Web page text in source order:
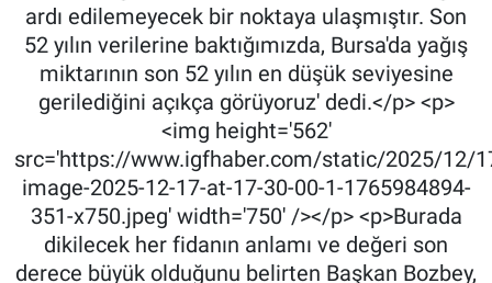
ardı edilemeyecek bir noktaya ulaşmıştır. Son
52 yılın verilerine baktığımızda, Bursa'da yağış
miktarının son 52 yılın en düşük seviyesine
gerilediğini açıkça görüyoruz' dedi.</p> <p>
<img height='562'
src='https://www.igfhaber.com/static/2025/12/
image-2025-12-17-at-17-30-00-1-1765984894-
351-x750.jpeg' width='750' /></p> <p>Burada
dikilecek her fidanın anlamı ve değeri son
derece büyük olduğunu belirten Başkan Bozbey,